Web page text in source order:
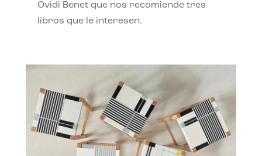
Ovidi Benet que nos recomiende tres
libros que le interesen.